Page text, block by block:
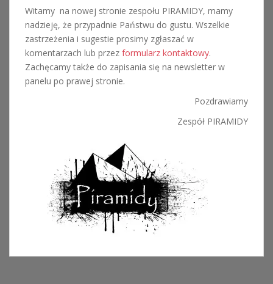
Witamy na nowej stronie zespołu PIRAMIDY, mamy
nadzieję, że przypadnie Państwu do gustu. Wszelkie
zastrzeżenia i sugestie prosimy zgłaszać w
komentarzach lub przez formularz kontaktowy.
Zachęcamy także do zapisania się na newsletter w
panelu po prawej stronie.
Pozdrawiamy
Zespół PIRAMIDY